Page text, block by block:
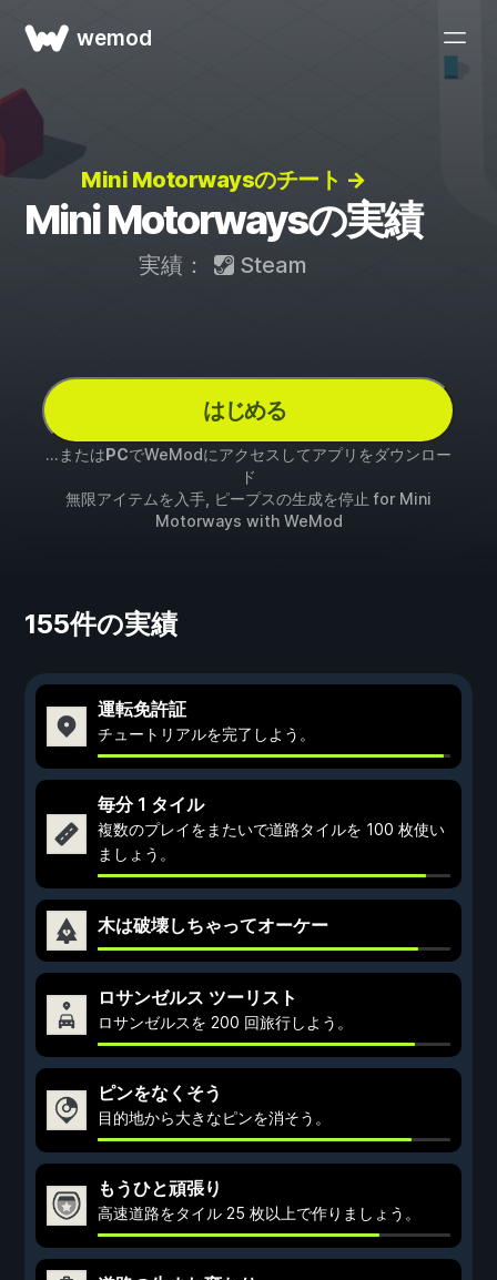
wemod
Mini Motorwaysのチート →
Mini Motorwaysの実績
実績： Steam
はじめる
...またはPCでWeModにアクセスしてアプリをダウンロー
ド
無限アイテムを入手, ピープスの生成を停止 for Mini
Motorways with WeMod
155件の実績
運転免許証
チュートリアルを完了しよう。
毎分 1 タイル
複数のプレイをまたいで道路タイルを 100 枚使い
ましょう。
木は破壊しちゃってオーケー
ロサンゼルス ツーリスト
ロサンゼルスを 200 回旅行しよう。
ピンをなくそう
目的地から大きなピンを消そう。
もうひと頑張り
高速道路をタイル 25 枚以上で作りましょう。